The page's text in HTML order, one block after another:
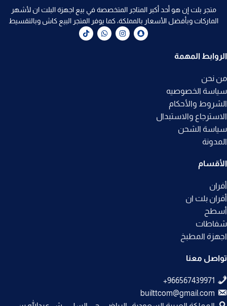
متجر بلت إن هو أحد أكبر المتاجر المتخصصة في بيع اجهزة البلت ان لأشهر
الماركات وبأفضل الأسعار بالمملكة، كما يوفر المتجر البيع كاش وبالتقسيط
الروابط المهمة
من نحن
سياسة الخصوصيه
الشروط والأحكام
الاسترجاع والاستبدال
سياسة الشحن
المدونة
الأقسام
أفران
أفران بلت ان
أسطح
شفاطات
اجهزة المطبخ
تواصل معنا
builttcom@gmail.com